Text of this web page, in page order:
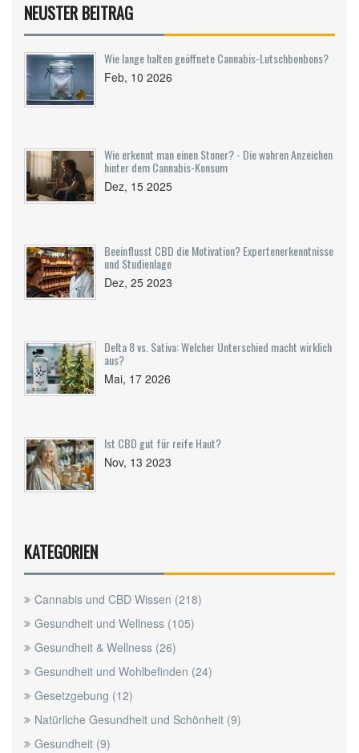
NEUSTER BEITRAG
Wie lange halten geöffnete Cannabis-Lutschbonbons?
Feb, 10 2026
Wie erkennt man einen Stoner? - Die wahren Anzeichen
hinter dem Cannabis-Konsum
Dez, 15 2025
Beeinflusst CBD die Motivation? Expertenerkenntnisse
und Studienlage
Dez, 25 2023
Delta 8 vs. Sativa: Welcher Unterschied macht wirklich
aus?
Mai, 17 2026
Ist CBD gut für reife Haut?
Nov, 13 2023
KATEGORIEN
Cannabis und CBD Wissen (218)
Gesundheit und Wellness (105)
Gesundheit & Wellness (26)
Gesundheit und Wohlbefinden (24)
Gesetzgebung (12)
Natürliche Gesundheit und Schönheit (9)
Gesundheit (9)